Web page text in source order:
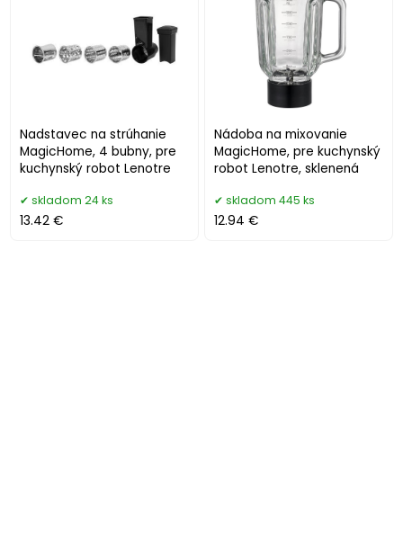
Nadstavec na strúhanie
MagicHome, 4 bubny, pre
kuchynský robot Lenotre
skladom 24 ks
13.42 €
Nádoba na mixovanie
MagicHome, pre kuchynský
robot Lenotre, sklenená
skladom 445 ks
12.94 €